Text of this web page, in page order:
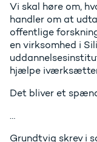
Vi skal høre om,
handler om at
offentlige
en virksomhed i
hjælpe
Det bliver et
…
Grundtvig skrev i